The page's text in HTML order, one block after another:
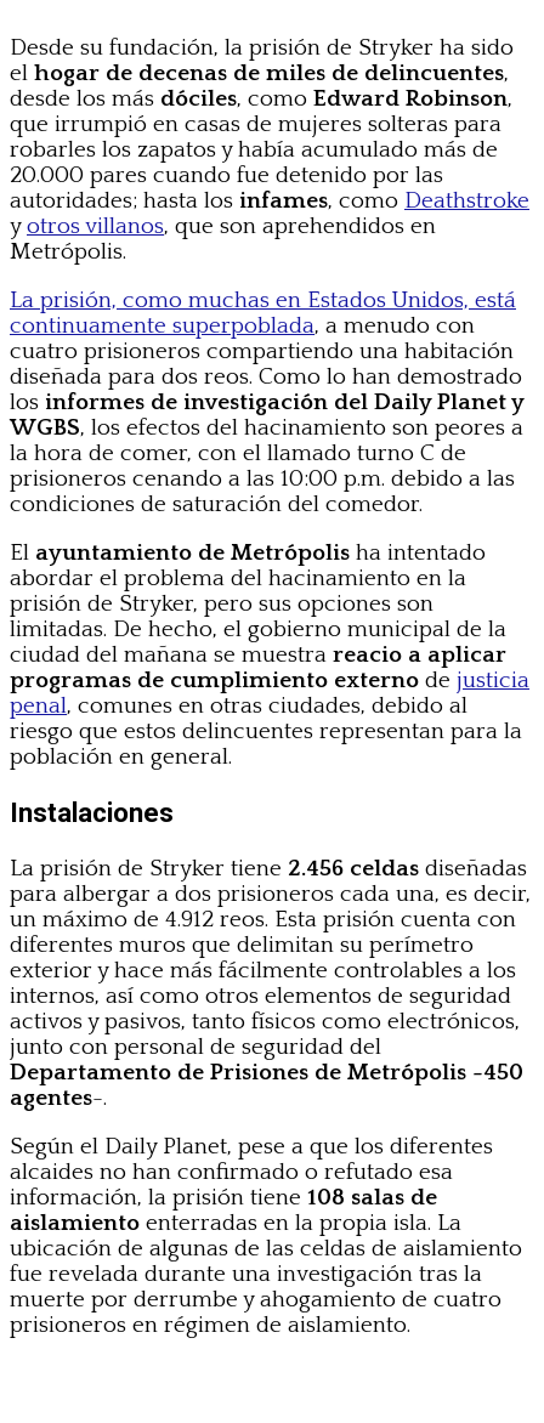
Desde su fundación, la prisión de Stryker ha sido
el hogar de decenas de miles de delincuentes,
desde los más dóciles, como Edward Robinson,
que irrumpió en casas de mujeres solteras para
robarles los zapatos y había acumulado más de
20.000 pares cuando fue detenido por las
autoridades; hasta los infames, como Deathstroke
yotros villanos, que son aprehendidos en
Metrópolis.
La prisión, como muchas en Estados Unidos, está
continuamente superpoblada, a menudo con
cuatro prisioneros compartiendo una habitación
diseñada para dos reos. Como lo han demostrado
los informes de investigación del Daily Planet y
WGBS, los efectos del hacinamiento son peores a
la hora de comer, con el llamado turno C de
prisioneros cenando a las 10:00 p.m. debido a las
condiciones de saturación del comedor.
El ayuntamiento de Metrópolis ha intentado
abordar el problema del hacinamiento en la
prisión de Stryker, pero sus opciones son
limitadas. De hecho, el gobierno municipal de la
ciudad del mañana se muestra reacio a aplicar
programas de cumplimiento externo de justicia
penal, comunes en otras ciudades, debido al
riesgo que estos delincuentes representan para la
población en general.
Instalaciones
La prisión de Stryker tiene 2.456 celdas diseñadas
para albergar a dos prisioneros cada una, es decir,
un máximo de 4.912 reos. Esta prisión cuenta con
diferentes muros que delimitan su perímetro
exterior y hace más fácilmente controlables a los
internos, así como otros elementos de seguridad
activos y pasivos, tanto físicos como electrónicos,
junto con personal de seguridad del
Departamento de Prisiones de Metrópolis -450
agentes-.
Según el Daily Planet, pese a que los diferentes
alcaides no han confirmado o refutado esa
información, la prisión tiene 108 salas de
aislamiento enterradas en la propia isla. La
ubicación de algunas de las celdas de aislamiento
fue revelada durante una investigación tras la
muerte por derrumbe y ahogamiento de cuatro
prisioneros en régimen de aislamiento.